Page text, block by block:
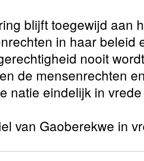
blijft toegewijd aan
in haar beleid
nooit
de mensenrechten
natie eindelijk in
van Gaoberekwe in